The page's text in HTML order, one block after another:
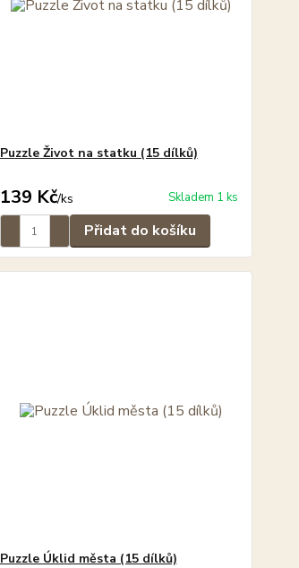
Puzzle Život na statku (15 dílků)
139 Kč/ks Skladem 1 ks
Přidat do košíku
Puzzle Úklid města (15 dílků)